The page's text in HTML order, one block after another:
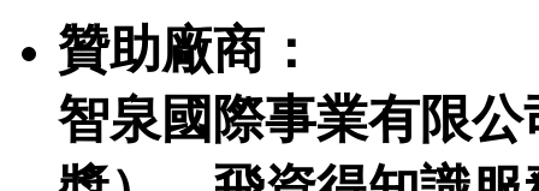
贊助廠商：
智泉國際事業有限